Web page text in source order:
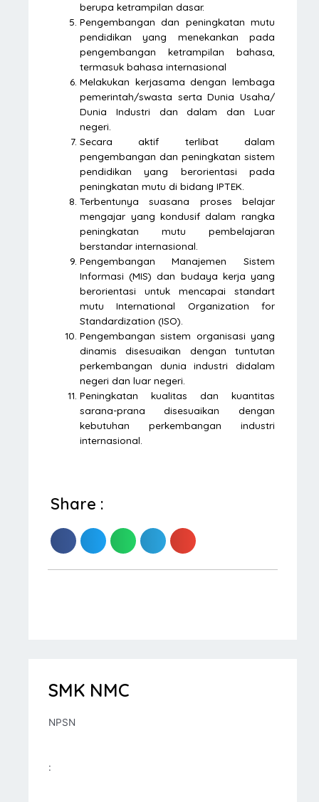
berupa ketrampilan dasar.
Pengembangan dan peningkatan mutu
pendidikan yang menekankan pada
pengembangan ketrampilan bahasa,
termasuk bahasa internasional
Melakukan kerjasama dengan lembaga
pemerintah/swasta serta Dunia Usaha/
Dunia Industri dan dalam dan Luar
negeri.
Secara aktif terlibat dalam
pengembangan dan peningkatan sistem
pendidikan yang berorientasi pada
peningkatan mutu di bidang IPTEK.
Terbentunya suasana proses belajar
mengajar yang kondusif dalam rangka
peningkatan mutu pembelajaran
berstandar internasional.
Pengembangan Manajemen Sistem
Informasi (MIS) dan budaya kerja yang
berorientasi untuk mencapai standart
mutu International Organization for
Standardization (ISO).
Pengembangan sistem organisasi yang
dinamis disesuaikan dengan tuntutan
perkembangan dunia industri didalam
negeri dan luar negeri.
Peningkatan kualitas dan kuantitas
sarana-prana disesuaikan dengan
kebutuhan perkembangan industri
internasional.
Share :
SMK NMC
NPSN
: